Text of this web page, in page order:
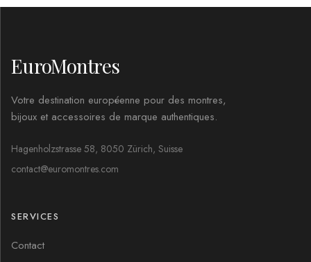
EuroMontres
Votre destination européenne pour des montres,
bijoux et accessoires de marque authentiques.
Hagenholzstrasse 58, 8050 Zürich, Suisse
contact@euromontres.com
SERVICES
Contact